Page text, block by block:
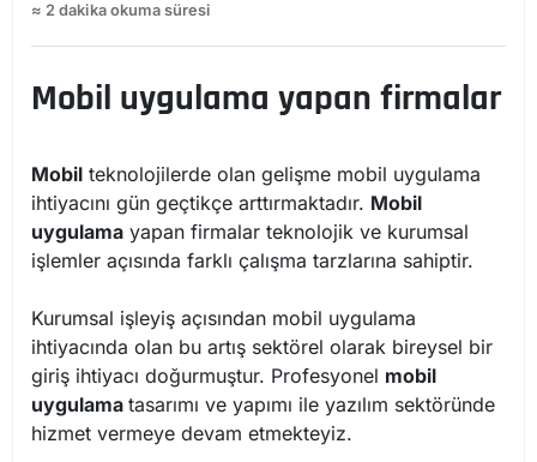
≈ 2 dakika okuma süresi
Mobil uygulama yapan firmalar
Mobil teknolojilerde olan gelişme mobil uygulama
ihtiyacını gün geçtikçe arttırmaktadır. Mobil
uygulama yapan firmalar teknolojik ve kurumsal
işlemler açısında farklı çalışma tarzlarına sahiptir.
Kurumsal işleyiş açısından mobil uygulama
ihtiyacında olan bu artış sektörel olarak bireysel bir
giriş ihtiyacı doğurmuştur. Profesyonel mobil
uygulama tasarımı ve yapımı ile yazılım sektöründe
hizmet vermeye devam etmekteyiz.